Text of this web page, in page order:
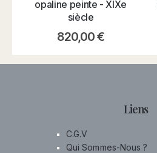
opaline peinte - XIXe
siècle
820,00€
Liens
C.G.V
Qui Sommes-Nous ?